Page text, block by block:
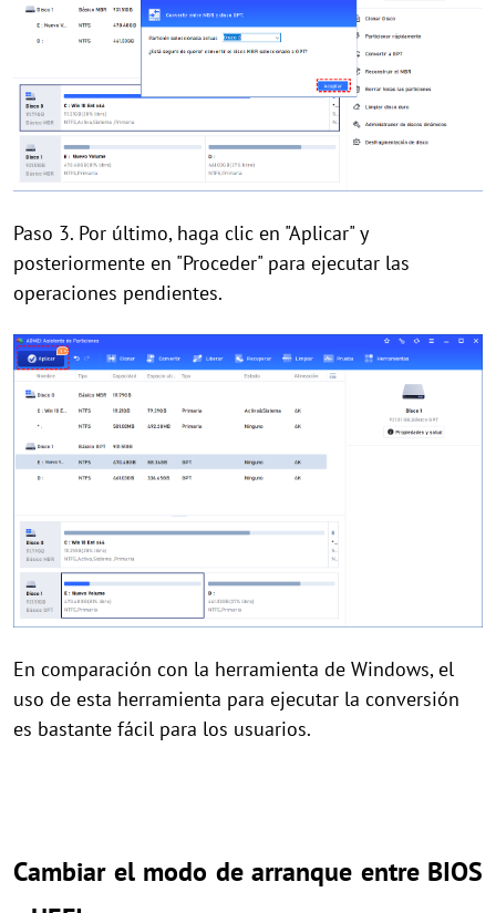
Paso 3. Por último, haga clic en "Aplicar" y
posteriormente en "Proceder" para ejecutar las
operaciones pendientes.
En comparación con la herramienta de Windows, el
uso de esta herramienta para ejecutar la conversión
es bastante fácil para los usuarios.
Cambiar el modo de arranque entre BIOS